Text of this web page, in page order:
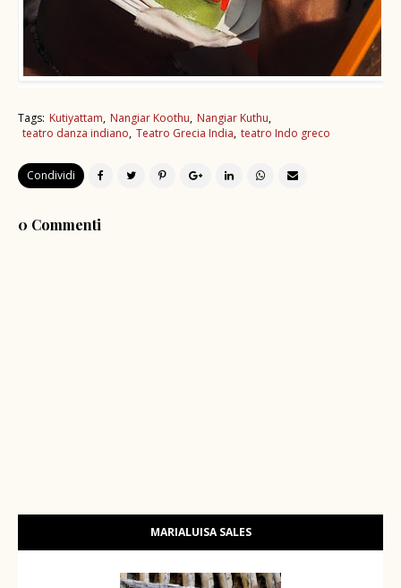
Tags: Kutiyattam Nangiar Koothu Nangiar Kuthu
teatro danza indiano Teatro Grecia India teatro Indo greco
Condividi
0 Commenti
MARIALUISA SALES